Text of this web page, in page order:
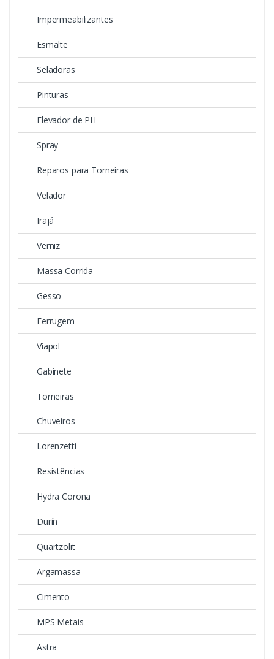
Impermeabilizantes
Esmalte
Seladoras
Pinturas
Elevador de PH
Spray
Reparos para Torneiras
Velador
Irajá
Verniz
Massa Corrida
Gesso
Ferrugem
Viapol
Gabinete
Torneiras
Chuveiros
Lorenzetti
Resistências
Hydra Corona
Durín
Quartzolit
Argamassa
Cimento
MPS Metais
Astra